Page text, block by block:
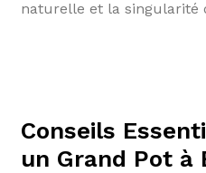
naturelle et la singularité
Conseils
un Grand Pot à